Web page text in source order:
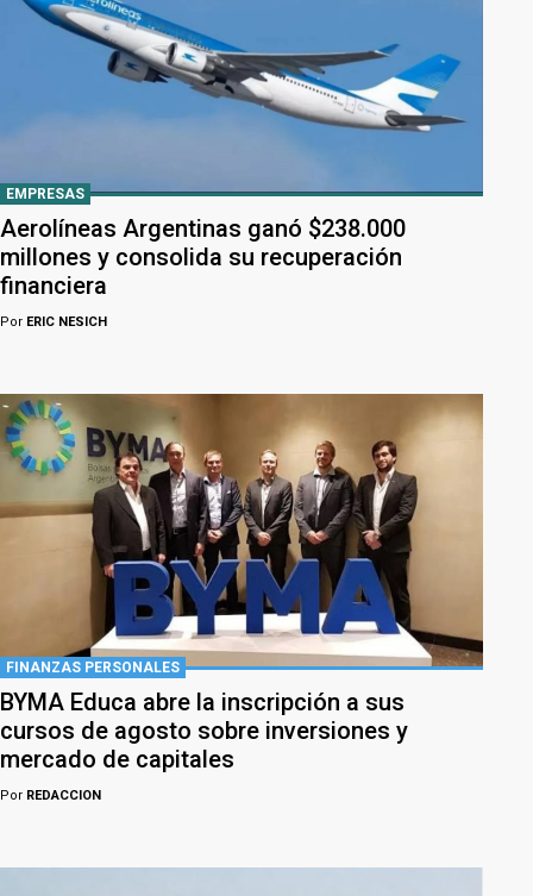
EMPRESAS
Aerolíneas Argentinas ganó $238.000
millones y consolida su recuperación
financiera
Por ERIC NESICH
FINANZAS PERSONALES
BYMA Educa abre la inscripción a sus
cursos de agosto sobre inversiones y
mercado de capitales
Por REDACCION